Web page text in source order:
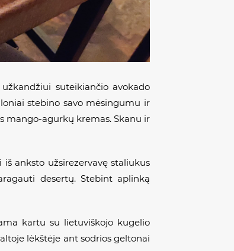
suteikiančio avokado
stebino savo mėsingumu ir
mango-agurkų kremas. Skanu ir
iš anksto užsirezervavę staliukus
desertų. Stebint aplinką
kartu su lietuviškojo kugelio
lėkštėje ant sodrios geltonai